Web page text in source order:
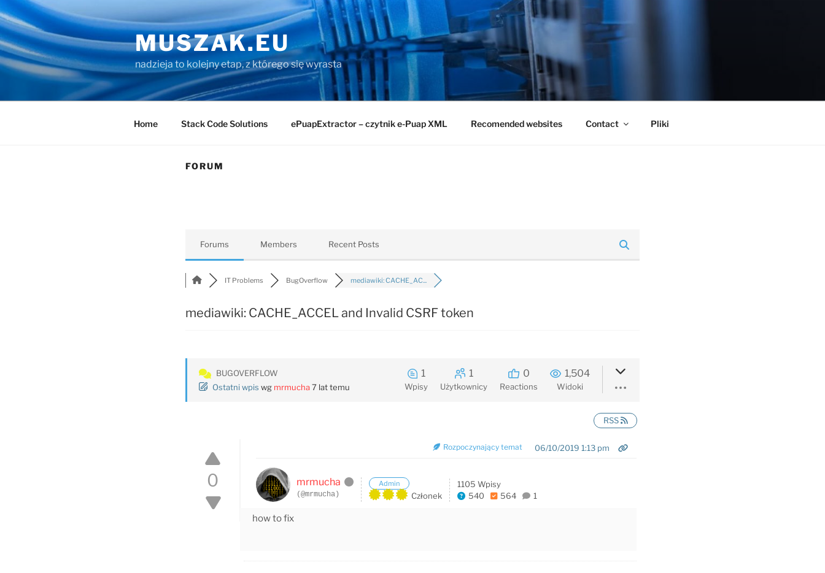
Przejdź
do
treści
MUSZAK.EU
nadzieja to kolejny etap, z którego się wyrasta
Home Stack Code Solutions ePuapExtractor – czytnik e-Puap XML Recomended websites Contact Pliki
FORUM
Forums Members Recent Posts
IT Problems BugOverflow mediawiki: CACHE_AC...
mediawiki: CACHE_ACCEL and Invalid CSRF token
BUGOVERFLOW
Ostatni wpis wg mrmucha7 lat temu
1
Wpisy
1
Użytkownicy
0
Reactions
1,504
Widoki
RSS
0
06/10/2019 1:13 pm
Rozpoczynający temat
mrmucha
(@mrmucha)
Admin
Członek
1105 Wpisy
540
564 1
how to fix